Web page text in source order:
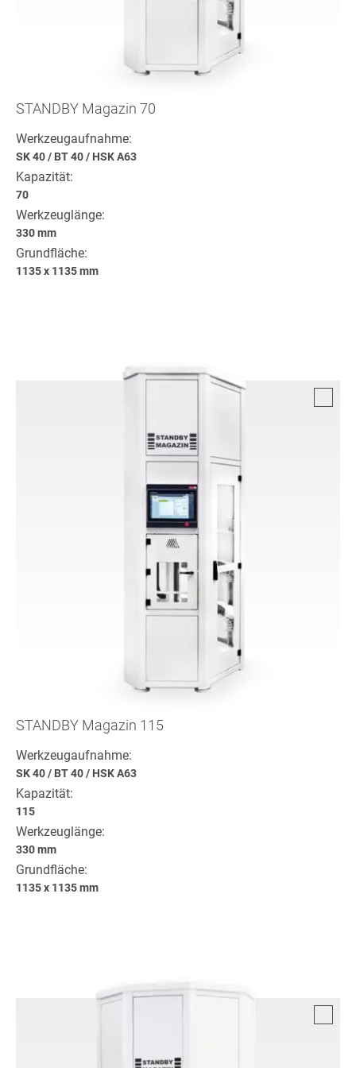
STANDBY Magazin 70
Werkzeugaufnahme:
SK 40/ BT 40/ HSK A63
Kapazität:
70
Werkzeuglänge:
330 mm
Grundfläche:
1135 x 1135 mm
STANDBY Magazin 115
Werkzeugaufnahme:
SK 40/ BT 40/ HSK A63
Kapazität:
115
Werkzeuglänge:
330 mm
Grundfläche:
1135 x 1135 mm